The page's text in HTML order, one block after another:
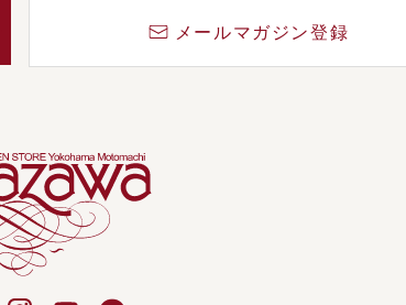
メールマガジン登録